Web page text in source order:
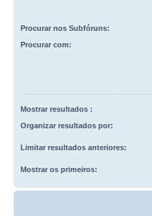
Procurar nos Subfóruns:
Procurar com:
Mostrar resultados :
Organizar resultados por:
Limitar resultados anteriores:
Mostrar os primeiros: